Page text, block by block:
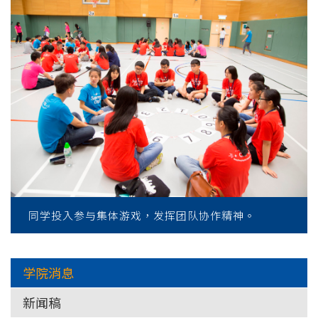
同学投入参与集体游戏，发挥团队协作精神。
学院消息
新闻稿